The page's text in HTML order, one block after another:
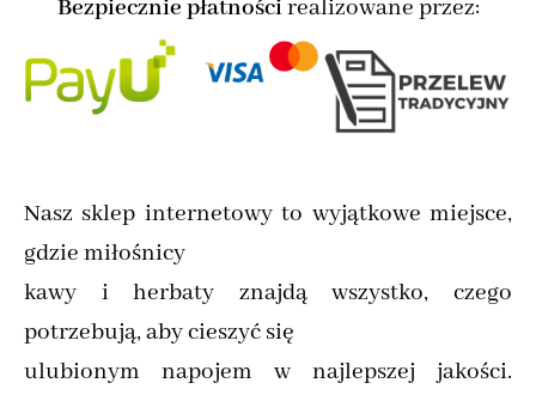
Bezpiecznie płatnościrealizowane przez:
Nasz sklep internetowy to wyjątkowe miejsce,
gdzie miłośnicy
kawy i herbaty znajdą wszystko, czego
potrzebują, aby cieszyć się
ulubionym napojem w najlepszej jakości.